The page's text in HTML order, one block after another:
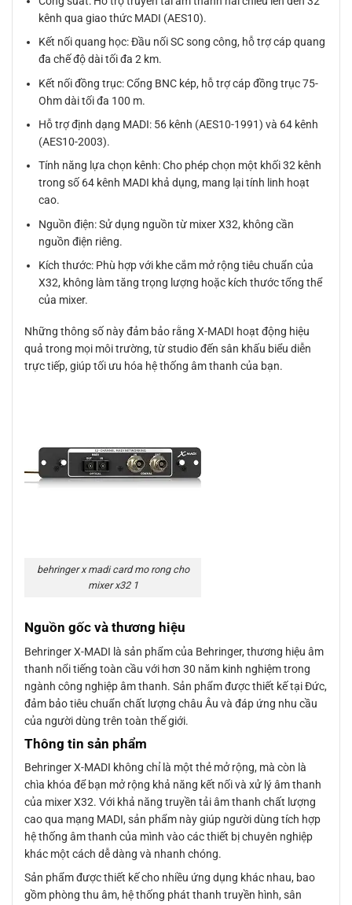
kênh qua giao thức MADI (AES10).
Kết nối quang học: Đầu nối SC song công, hỗ trợ cáp quang
đa chế độ dài tối đa 2 km.
Kết nối đồng trục: Cổng BNC kép, hỗ trợ cáp đồng trục 75-
Ohm dài tối đa 100 m.
Hỗ trợ định dạng MADI: 56 kênh (AES10-1991) và 64 kênh
(AES10-2003).
Tính năng lựa chọn kênh: Cho phép chọn một khối 32 kênh
trong số 64 kênh MADI khả dụng, mang lại tính linh hoạt
cao.
Nguồn điện: Sử dụng nguồn từ mixer X32, không cần
nguồn điện riêng.
Kích thước: Phù hợp với khe cắm mở rộng tiêu chuẩn của
X32, không làm tăng trọng lượng hoặc kích thước tổng thể
của mixer.
Những thông số này đảm bảo rằng X-MADI hoạt động hiệu
quả trong mọi môi trường, từ studio đến sân khấu biểu diễn
trực tiếp, giúp tối ưu hóa hệ thống âm thanh của bạn.
behringer x madi card mo rong cho
mixer x32 1
Nguồn gốc và thương hiệu
Behringer X-MADI là sản phẩm của Behringer, thương hiệu âm
thanh nổi tiếng toàn cầu với hơn 30 năm kinh nghiệm trong
ngành công nghiệp âm thanh. Sản phẩm được thiết kế tại Đức,
đảm bảo tiêu chuẩn chất lượng châu Âu và đáp ứng nhu cầu
của người dùng trên toàn thế giới.
Thông tin sản phẩm
Behringer X-MADI không chỉ là một thẻ mở rộng, mà còn là
chìa khóa để bạn mở rộng khả năng kết nối và xử lý âm thanh
của mixer X32. Với khả năng truyền tải âm thanh chất lượng
cao qua mạng MADI, sản phẩm này giúp người dùng tích hợp
hệ thống âm thanh của mình vào các thiết bị chuyên nghiệp
khác một cách dễ dàng và nhanh chóng.
Sản phẩm được thiết kế cho nhiều ứng dụng khác nhau, bao
gồm phòng thu âm, hệ thống phát thanh truyền hình, sân